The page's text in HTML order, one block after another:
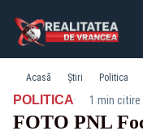
Acasă Știri Politica
POLITICA· 1 min citire
FOTO PNL